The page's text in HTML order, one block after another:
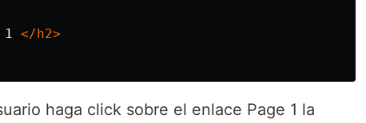
1 </h2>
haga click sobre el enlace Page 1 la